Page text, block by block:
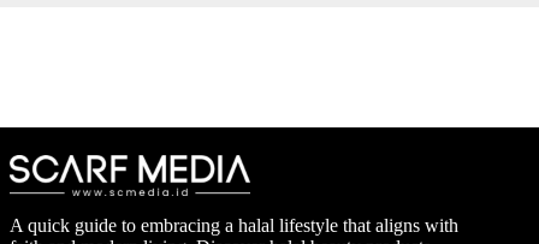
A quick guide to embracing a halal lifestyle that aligns with